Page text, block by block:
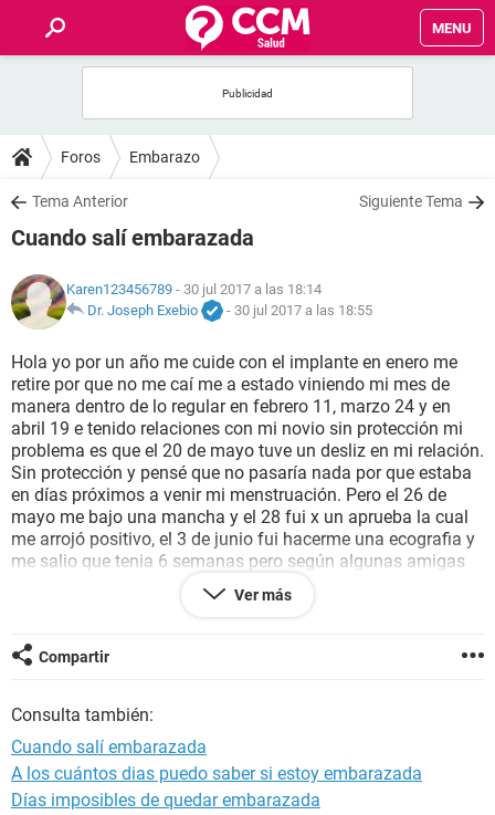
MENU
FOROS
SALUD
NUTRICIÓN
BIENESTAR
SEXUALIDAD
GLOSARIO
Foros Embarazo
Tema Anterior Siguiente Tema
Cuando salí embarazada
Karen123456789 - 30 jul 2017 a las 18:14
Dr. Joseph Exebio
- 30 jul 2017 a las 18:55
Hola yo por un año me cuide con el implante en enero me
retire por que no me caí me a estado viniendo mi mes de
manera dentro de lo regular en febrero 11, marzo 24 y en
abril 19 e tenido relaciones con mi novio sin protección mi
problema es que el 20 de mayo tuve un desliz en mi relación.
Sin protección y pensé que no pasaría nada por que estaba
en días próximos a venir mi menstruación. Pero el 26 de
mayo me bajo una mancha y el 28 fui x un aprueba la cual
me arrojó positivo, el 3 de junio fui hacerme una ecografia y
me salio que tenia 6 semanas pero según algunas amigas
me an dicho que no siempre es efectiva en fechas la
ecografia pero a esa fecha ya se escuchaba el corazón del
no se que hacer ayuda xfavor
Ver más
Compartir
Consulta también:
Cuando salí embarazada
A los cuántos dias puedo saber si estoy embarazada
Días imposibles de quedar embarazada